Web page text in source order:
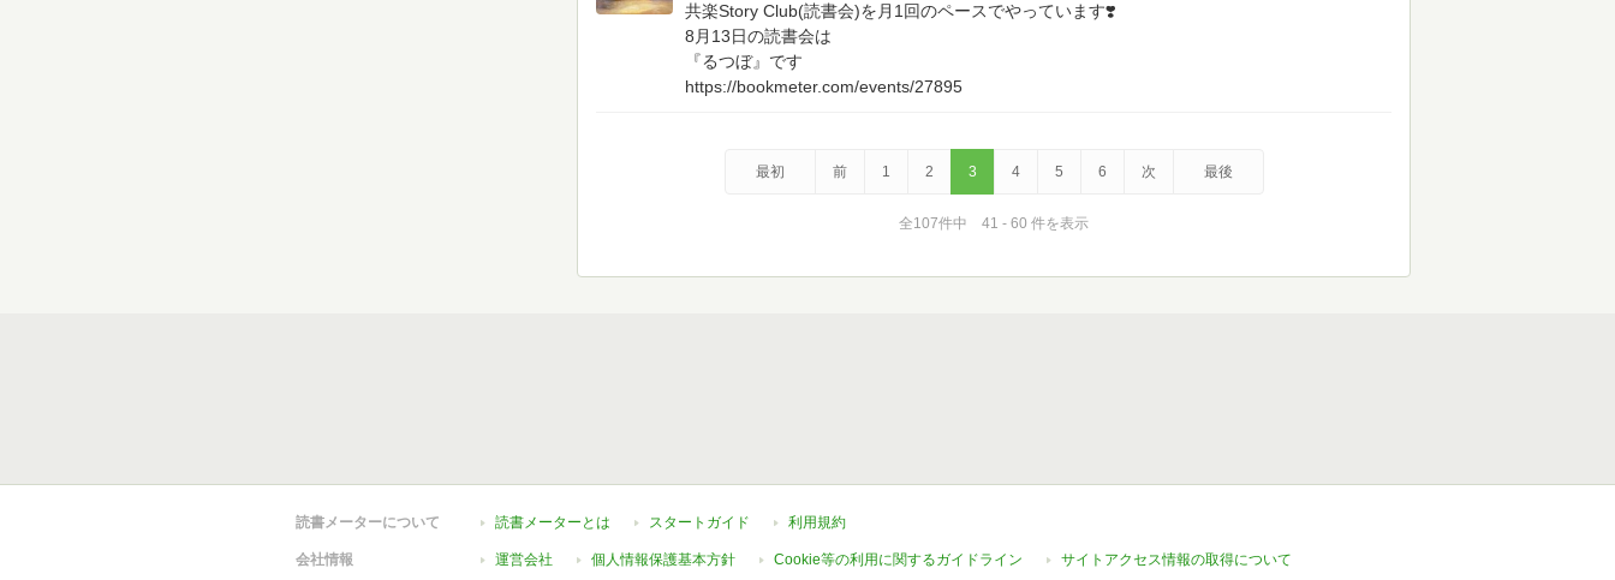
共楽Story Club(読書会)を月1回のペースでやっています❣️
8月13日の読書会は
『るつぼ』です
https://bookmeter.com/events/27895
最初 前 1 2 3 4 5 6 次 最後
全107件中 41 - 60 件を表示
読書メーターについて 読書メーターとは スタートガイド 利用規約
会社情報 運営会社 個人情報保護基本方針 Cookie等の利用に関するガイドライン サイトアクセス情報の取得について